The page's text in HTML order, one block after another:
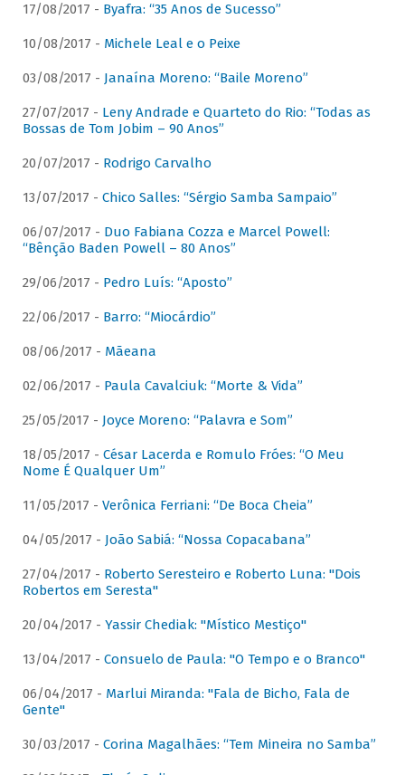
17/08/2017 - Byafra: “35 Anos de Sucesso”
10/08/2017 - Michele Leal e o Peixe
03/08/2017 - Janaína Moreno: “Baile Moreno”
27/07/2017 - Leny Andrade e Quarteto do Rio: “Todas as
Bossas de Tom Jobim – 90 Anos”
20/07/2017 - Rodrigo Carvalho
13/07/2017 - Chico Salles: “Sérgio Samba Sampaio”
06/07/2017 - Duo Fabiana Cozza e Marcel Powell:
“Bênção Baden Powell – 80 Anos”
29/06/2017 - Pedro Luís: “Aposto”
22/06/2017 - Barro: “Miocárdio”
08/06/2017 - Mãeana
02/06/2017 - Paula Cavalciuk: “Morte & Vida”
25/05/2017 - Joyce Moreno: “Palavra e Som”
18/05/2017 - César Lacerda e Romulo Fróes: “O Meu
Nome É Qualquer Um”
11/05/2017 - Verônica Ferriani: “De Boca Cheia”
04/05/2017 - João Sabiá: “Nossa Copacabana”
27/04/2017 - Roberto Seresteiro e Roberto Luna: "Dois
Robertos em Seresta"
20/04/2017 - Yassir Chediak: "Místico Mestiço"
13/04/2017 - Consuelo de Paula: "O Tempo e o Branco"
06/04/2017 - Marlui Miranda: "Fala de Bicho, Fala de
Gente"
30/03/2017 - Corina Magalhães: “Tem Mineira no Samba”